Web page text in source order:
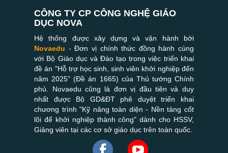
CÔNG TY CP CÔNG NGHỆ GIÁO
DỤC NOVA
Hệ thống được xây dựng và vận hành bởi
Novaedu - Đơn vị chính thức đồng hành cùng
với Bộ Giáo dục và Đào tạo trong việc triển khai
đề án "Hỗ trợ học sinh, sinh viên khởi nghiệp đến
năm 2025" (Đề án 1665) của Thủ tướng Chính
phủ. Novaedu cũng là đơn vị đầu tiên và duy
nhất được Bộ GD&ĐT phê duyệt triển khai
chương trình "Kỹ năng toàn diện - Nền tảng cốt
lõi để khởi nghiệp thành công" dành cho HSSV,
Giảng viên tại các cơ sở giáo dục trên toàn quốc.